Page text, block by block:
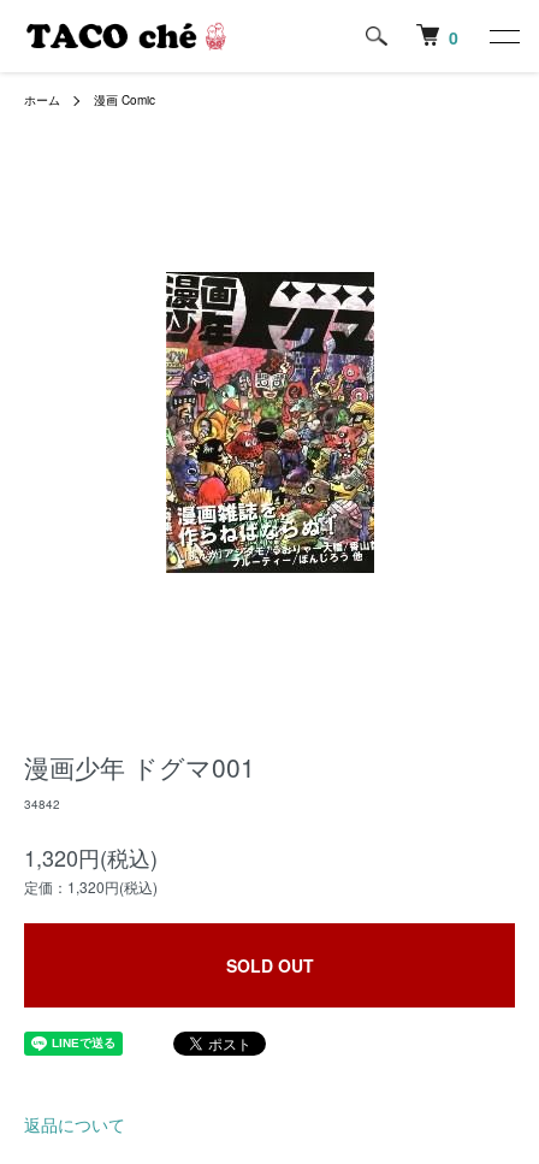
0
ホーム 漫画 Comic
漫画少年 ドグマ001
34842
1,320円(税込)
定価：1,320円(税込)
SOLD OUT
返品について